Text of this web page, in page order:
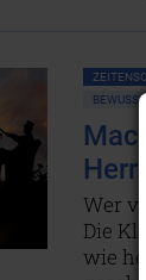
Herrn!
Wer
Die
wie